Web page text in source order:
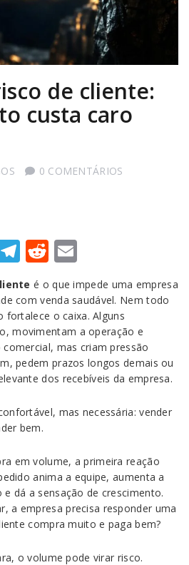
de cliente:
custa caro
0 COMENTÁRIOS
Telegram
Reddit
é o que impede uma empresa
com venda saudável. Nem todo
fortalece o caixa. Alguns
movimentam a operação e
mas criam pressão
pedem prazos longos demais ou
dos recebíveis da empresa.
mas necessária: vender
bem.
em volume, a primeira reação
anima a equipe, aumenta a
dá a sensação de crescimento.
a empresa precisa responder uma
compra muito e paga bem?
o volume pode virar risco.